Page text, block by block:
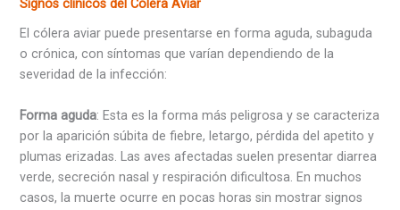
Signos clínicos del Cólera Aviar
El cólera aviar puede presentarse en forma aguda, subaguda
o crónica, con síntomas que varían dependiendo de la
severidad de la infección:
Forma aguda: Esta es la forma más peligrosa y se caracteriza
por la aparición súbita de fiebre, letargo, pérdida del apetito y
plumas erizadas. Las aves afectadas suelen presentar diarrea
verde, secreción nasal y respiración dificultosa. En muchos
casos, la muerte ocurre en pocas horas sin mostrar signos